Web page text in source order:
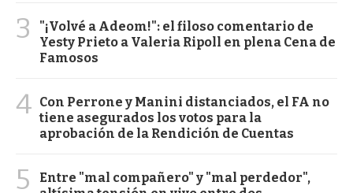
3
"¡Volvé a Adeom!": el filoso comentario de
Yesty Prieto a Valeria Ripoll en plena Cena de
Famosos
4 Con Perrone y Manini distanciados, el FA no
tiene asegurados los votos para la
aprobación de la Rendición de Cuentas
5
Entre "mal compañero" y "mal perdedor",